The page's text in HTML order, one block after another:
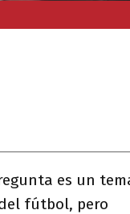
es un
fútbol, pero